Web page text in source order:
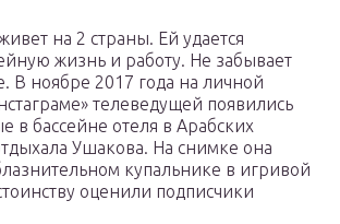
на 2 страны. Ей удается
жизнь и работу. Не забывает
В ноябре 2017 года на личной
телеведущей появились
в бассейне отеля в Арабских
Ушакова. На снимке она
купальнике в игривой
оценили подписчики